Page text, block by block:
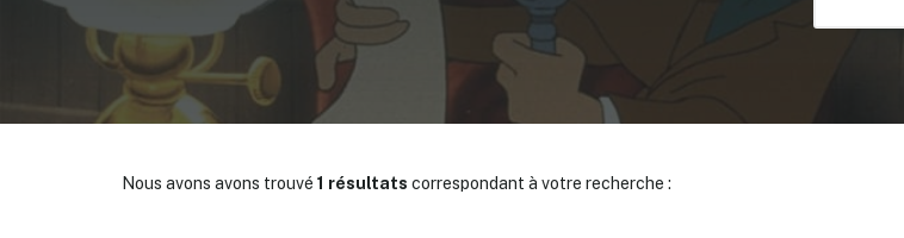
Nous avons avons trouvé 1 résultats correspondant à votre recherche :